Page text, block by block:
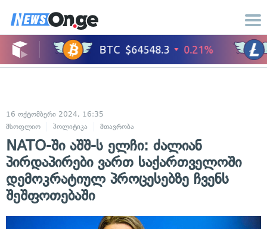
16 ოქტომბერი 2024, 16:35
მსოფლიო
პოლიტიკა მთავრობა
NATO-ში აშშ-ს ელჩი: ძალიან
პირდაპირები ვართ საქართველოში
დემოკრატიულ პროცესებზე ჩვენს
შეშფოთებაში